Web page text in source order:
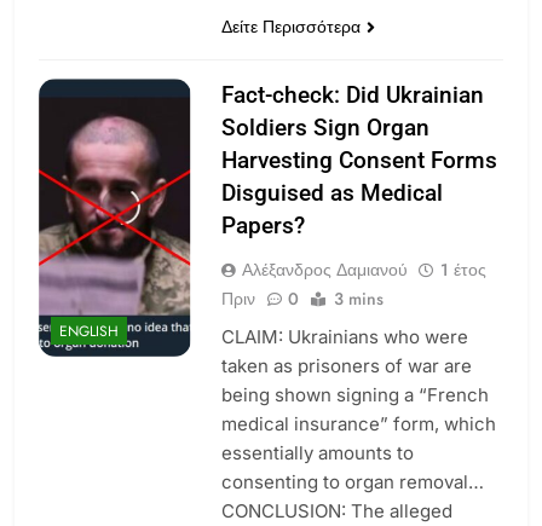
Δείτε Περισσότερα
ENGLISH
Fact-check: Did Ukrainian
Soldiers Sign Organ
Harvesting Consent Forms
Disguised as Medical
Papers?
Αλέξανδρος Δαμιανού
1 έτος
Πριν
0 3 mins
CLAIM: Ukrainians who were
taken as prisoners of war are
being shown signing a “French
medical insurance” form, which
essentially amounts to
consenting to organ removal…
CONCLUSION: The alleged